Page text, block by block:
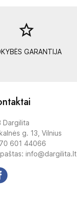
star_border
GARANTIJA
Dargilita
g. 13, Vilnius
601 44066
info@dargilita.lt